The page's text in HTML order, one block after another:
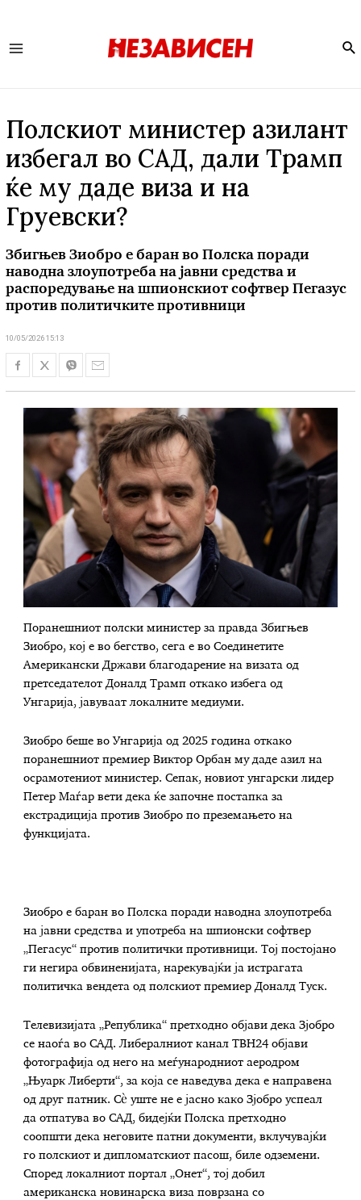
Полскиот министер азилант
избегал во САД, дали Трамп
ќе му даде виза и на
Груевски?
Збигњев Зиобро е баран во Полска поради
наводна злоупотреба на јавни средства и
распоредување на шпионскиот софтвер Пегазус
против политичките противници
10/05/2026 15:13
Поранешниот полски министер за правда Збигњев
Зиобро, кој е во бегство, сега е во Соединетите
Американски Држави благодарение на визата од
претседателот Доналд Трамп откако избега од
Унгарија, јавуваат локалните медиуми.
Зиобро беше во Унгарија од 2025 година откако
поранешниот премиер Виктор Орбан му даде азил на
осрамотениот министер. Сепак, новиот унгарски лидер
Петер Маѓар вети дека ќе започне постапка за
екстрадиција против Зиобро по преземањето на
функцијата.
Зиобро е баран во Полска поради наводна злоупотреба
на јавни средства и употреба на шпионски софтвер
„Пегасус“ против политички противници. Тој постојано
ги негира обвиненијата, нарекувајќи ја истрагата
политичка вендета од полскиот премиер Доналд Туск.
Телевизијата „Република“ претходно објави дека Зјобро
се наоѓа во САД. Либералниот канал ТВН24 објави
фотографија од него на меѓународниот аеродром
„Њуарк Либерти“, за која се наведува дека е направена
од друг патник. Сè уште не е јасно како Зјобро успеал
да отпатува во САД, бидејќи Полска претходно
соопшти дека неговите патни документи, вклучувајќи
го полскиот и дипломатскиот пасош, биле одземени.
Според локалниот портал „Онет“, тој добил
американска новинарска виза поврзана со